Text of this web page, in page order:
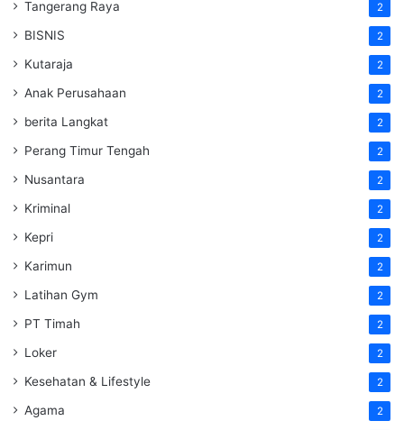
Tangerang Raya 2
BISNIS 2
Kutaraja 2
Anak Perusahaan 2
berita Langkat 2
Perang Timur Tengah 2
Nusantara 2
Kriminal 2
Kepri 2
Karimun 2
Latihan Gym 2
PT Timah 2
Loker 2
Kesehatan & Lifestyle 2
Agama 2